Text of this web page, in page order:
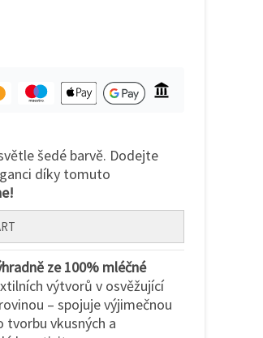
šedé barvě. Dodejte
díky tomuto
ze 100% mléčné
výtvorů v osvěžující
– spojuje výjimečnou
vkusných a